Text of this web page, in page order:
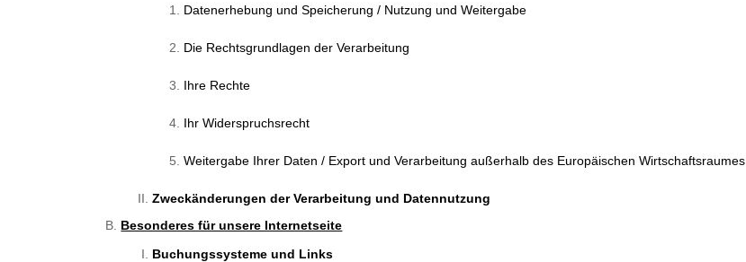
Datenerhebung und Speicherung / Nutzung und Weitergabe
Die Rechtsgrundlagen der Verarbeitung
Ihre Rechte
Ihr Widerspruchsrecht
Weitergabe Ihrer Daten / Export und Verarbeitung außerhalb des Europäischen Wirtschaftsraumes
Zweckänderungen der Verarbeitung und Datennutzung
Besonderes für unsere Internetseite
Buchungssysteme und Links